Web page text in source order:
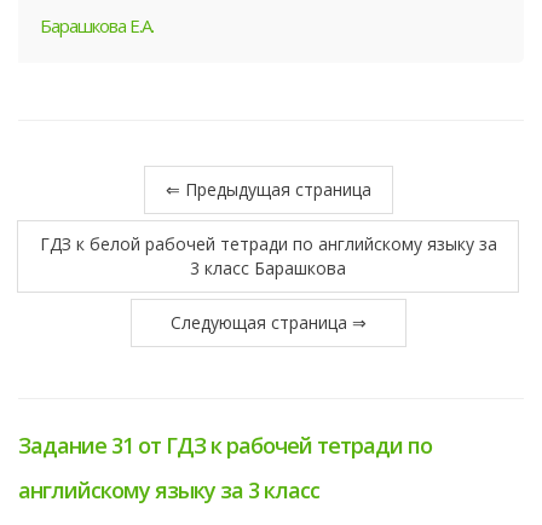
Барашкова Е.А.
⇐ Предыдущая страница
ГДЗ к белой рабочей тетради по английскому языку за
3 класс Барашкова
Следующая страница ⇒
Задание 31 от ГДЗ к рабочей тетради по
английскому языку за 3 класс